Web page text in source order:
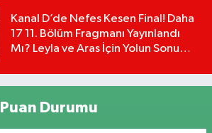
Kanal D’de Nefes Kesen Final! Daha
17 11. Bölüm Fragmanı Yayınlandı
Mı? Leyla ve Aras İçin Yolun Sonu
Durumu